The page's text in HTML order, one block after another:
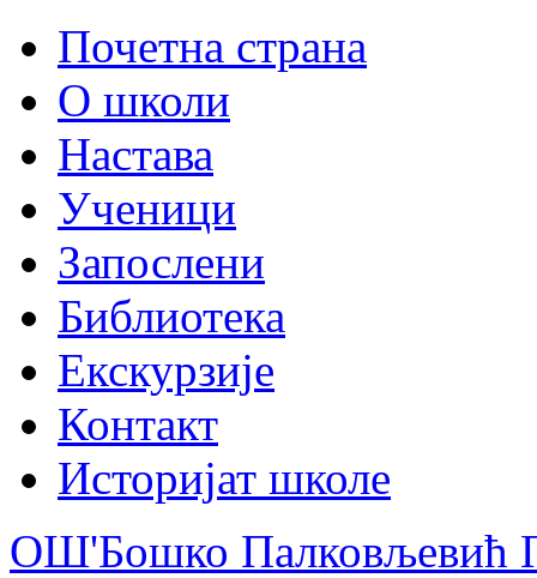
Почетна страна
О школи
Настава
Ученици
Запослени
Библиотека
Екскурзије
Контакт
Историјат школе
ОШ'Бошко Палковљевић